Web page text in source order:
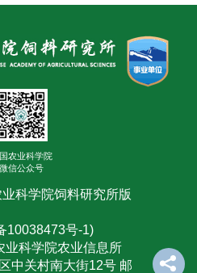
农业科学院
微信公众号
科学院饲料研究所版
10038473号-1)
业科学院农业信息所
中关村南大街12号 邮